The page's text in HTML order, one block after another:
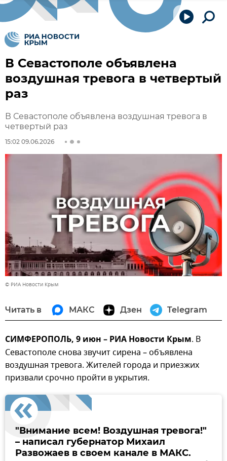
В Севастополе объявлена
воздушная тревога в четвертый
раз
В Севастополе объявлена воздушная тревога в
четвертый раз
15:02 09.06.2026
© РИА Новости Крым
Читать в МАКС Дзен Telegram
СИМФЕРОПОЛЬ, 9 июн – РИА Новости Крым. В
Севастополе снова звучит сирена – объявлена
воздушная тревога. Жителей города и приезжих
призвали срочно пройти в укрытия.
"Внимание всем! Воздушная тревога!"
– написал губернатор Михаил
Развожаев в своем канале в МАКС.